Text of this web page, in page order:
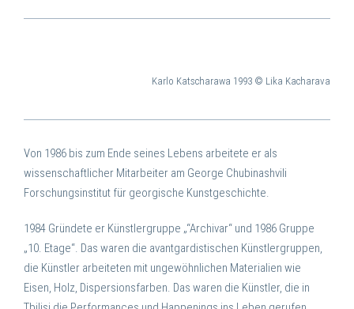
Karlo Katscharawa 1993 © Lika Kacharava
Von 1986 bis zum Ende seines Lebens arbeitete er als
wissenschaftlicher Mitarbeiter am George Chubinashvili
Forschungsinstitut für georgische Kunstgeschichte.
1984 Gründete er Künstlergruppe „“Archivar“ und 1986 Gruppe
„10. Etage“. Das waren die avantgardistischen Künstlergruppen,
die Künstler arbeiteten mit ungewöhnlichen Materialien wie
Eisen, Holz, Dispersionsfarben. Das waren die Künstler, die in